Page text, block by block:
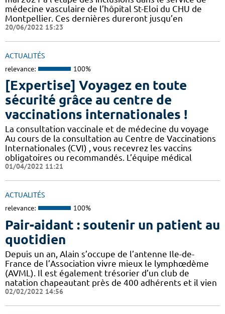
médecine vasculaire de l’hôpital St-Eloi du CHU de
Montpellier. Ces dernières dureront jusqu’en
20/06/2022 15:23
ACTUALITÉS
relevance: 100%
[Expertise] Voyagez en toute
sécurité grâce au centre de
vaccinations internationales !
La consultation vaccinale et de médecine du voyage
Au cours de la consultation au Centre de Vaccinations
Internationales (CVI) , vous recevrez les vaccins
obligatoires ou recommandés. L’équipe médical
01/04/2022 11:21
ACTUALITÉS
relevance: 100%
Pair-aidant : soutenir un patient au
quotidien
Depuis un an, Alain s’occupe de l’antenne Ile-de-
France de l’Association vivre mieux le lymphœdème
(AVML). Il est également trésorier d’un club de
natation chapeautant près de 400 adhérents et il vien
02/02/2022 14:56